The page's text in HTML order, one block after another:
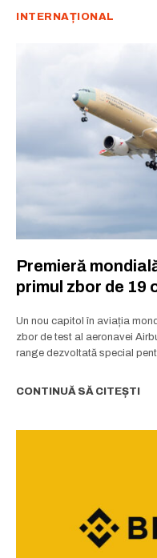
INTERNAȚIONAL
Premieră
primul zbor de 19
Un nou capitol în aviația
zbor de test al aeronavei
range dezvoltată special
CONTINUĂ SĂ CITEȘTI